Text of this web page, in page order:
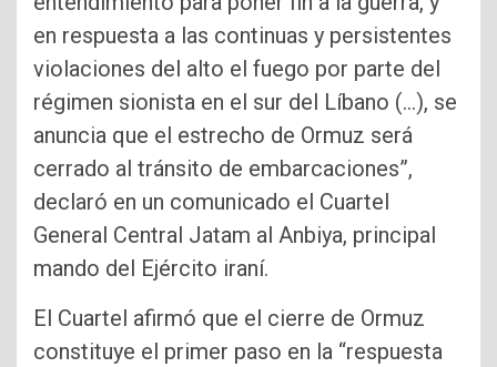
en respuesta a las continuas y persistentes
violaciones del alto el fuego por parte del
régimen sionista en el sur del Líbano (…), se
anuncia que el estrecho de Ormuz será
cerrado al tránsito de embarcaciones”,
declaró en un comunicado el Cuartel
General Central Jatam al Anbiya, principal
mando del Ejército iraní.
El Cuartel afirmó que el cierre de Ormuz
constituye el primer paso en la “respuesta